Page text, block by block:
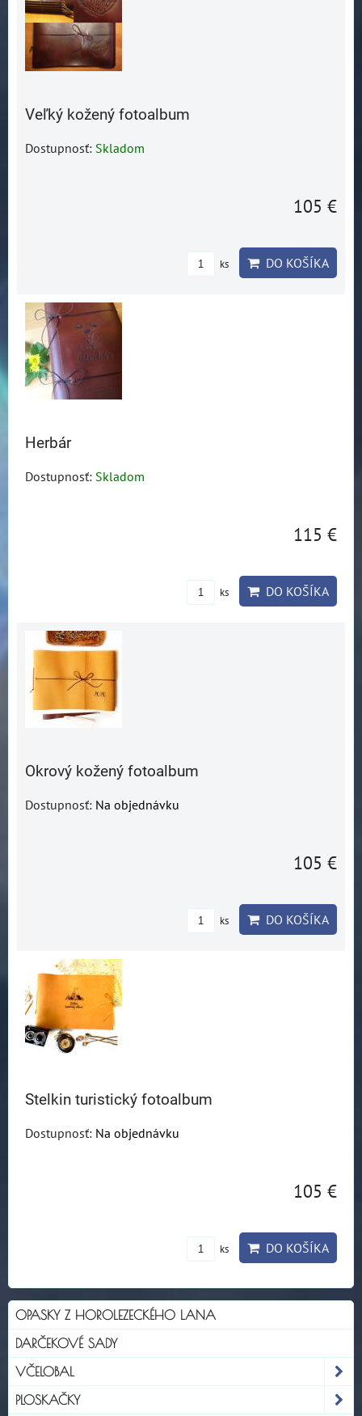
Veľký kožený fotoalbum
Dostupnosť: Skladom
105 €
ks DO KOŠÍKA
Herbár
Dostupnosť: Skladom
115 €
ks DO KOŠÍKA
Okrový kožený fotoalbum
Dostupnosť: Na objednávku
105 €
ks DO KOŠÍKA
Stelkin turistický fotoalbum
Dostupnosť: Na objednávku
105 €
ks DO KOŠÍKA
OPASKY Z HOROLEZECKÉHO LANA
DARČEKOVÉ SADY
VČELOBAL
PLOSKAČKY